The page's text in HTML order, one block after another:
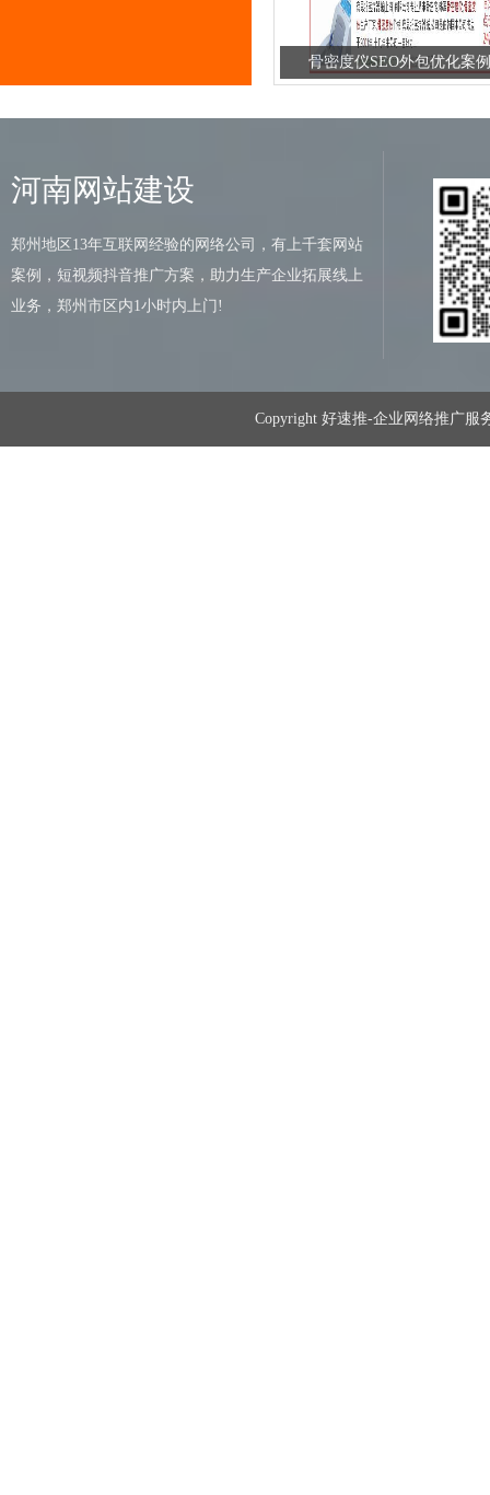
骨密度仪SEO外包优化案例
河南网站建设
郑州地区13年互联网经验的网络公司，有上千套网站
案例，短视频抖音推广方案，助力生产企业拓展线上
业务，郑州市区内1小时内上门!
Copyright 好速推-企业网络推广服